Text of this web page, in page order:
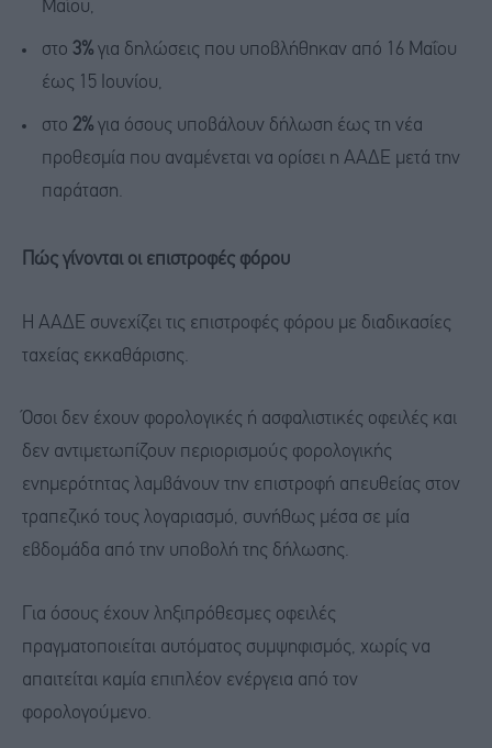
Μαΐου,
στο 3% για δηλώσεις που υποβλήθηκαν από 16 Μαΐου
έως 15 Ιουνίου,
στο 2% για όσους υποβάλουν δήλωση έως τη νέα
προθεσμία που αναμένεται να ορίσει η ΑΑΔΕ μετά την
παράταση.
Πώς γίνονται οι επιστροφές φόρου
Η ΑΑΔΕ συνεχίζει τις επιστροφές φόρου με διαδικασίες
ταχείας εκκαθάρισης.
Όσοι δεν έχουν φορολογικές ή ασφαλιστικές οφειλές και
δεν αντιμετωπίζουν περιορισμούς φορολογικής
ενημερότητας λαμβάνουν την επιστροφή απευθείας στον
τραπεζικό τους λογαριασμό, συνήθως μέσα σε μία
εβδομάδα από την υποβολή της δήλωσης.
Για όσους έχουν ληξιπρόθεσμες οφειλές
πραγματοποιείται αυτόματος συμψηφισμός, χωρίς να
απαιτείται καμία επιπλέον ενέργεια από τον
φορολογούμενο.